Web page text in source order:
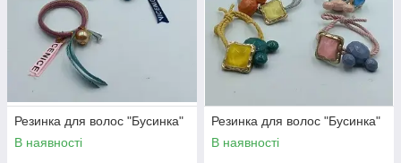
Резинка для волос "Бусинка"
В наявності
Резинка для волос "Бусинка"
В наявності